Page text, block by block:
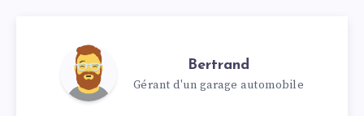
Bertrand
Gérant d'un garage automobile